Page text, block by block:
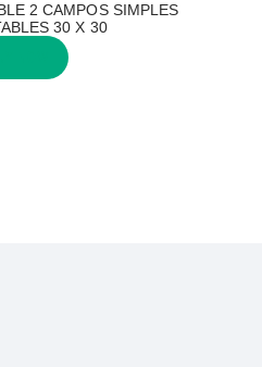
2 CAMPOS SIMPLES
30 X 30